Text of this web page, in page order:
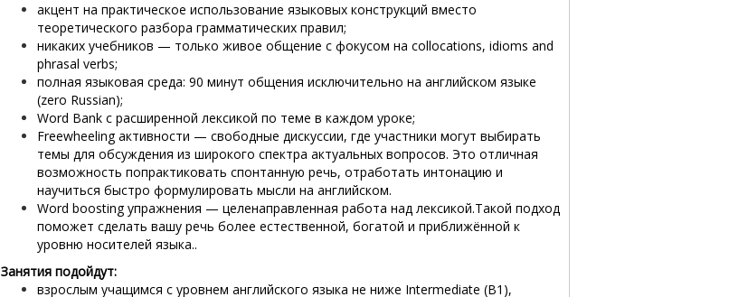
акцент на практическое использование языковых конструкций вместо
теоретического разбора грамматических правил;
никаких учебников — только живое общение с фокусом на collocations, idioms and
phrasal verbs;
полная языковая среда: 90 минут общения исключительно на английском языке
(zero Russian);
Word Bank с расширенной лексикой по теме в каждом уроке;
Freewheeling активности — свободные дискуссии, где участники могут выбирать
темы для обсуждения из широкого спектра актуальных вопросов. Это отличная
возможность попрактиковать спонтанную речь, отработать интонацию и
научиться быстро формулировать мысли на английском.
Word boosting упражнения — целенаправленная работа над лексикой.Такой подход
поможет сделать вашу речь более естественной, богатой и приближённой к
уровню носителей языка..
Занятия подойдут:
взрослым учащимся с уровнем английского языка не ниже Intermediate (B1),